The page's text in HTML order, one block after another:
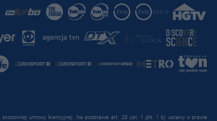
stosownej umowy licencyjnej. Na podstawie art. 25 ust. 1 pkt. 1 b) ustawy o prawie